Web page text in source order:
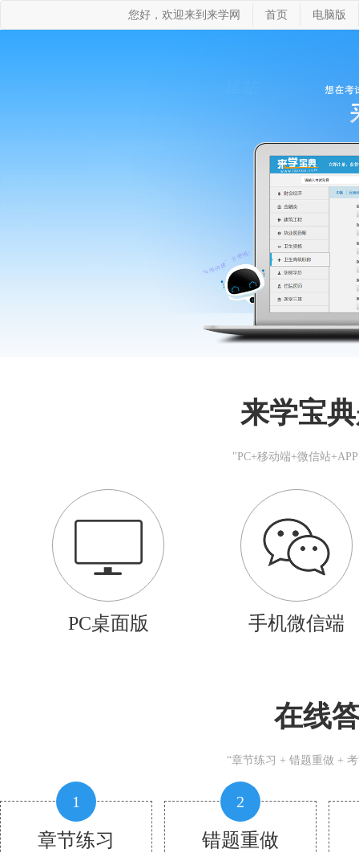
您好，欢迎来到来学网 首页 电脑版
来学宝
"PC+移动端+微信站
PC桌面版 手机微信端
在线
“章节练习 + 错题重做 +
1
章节练习
2
错题重做